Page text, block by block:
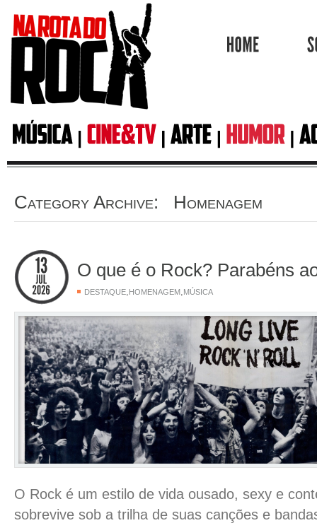
Category Archive: Homenagem
O que é o Rock? Parabéns
DESTAQUE, HOMENAGEM, MÚSICA
O Rock é um estilo de vida ousado, sexy e
sobrevive sob a trilha de suas canções e